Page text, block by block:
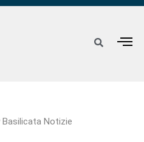
Basilicata Notizie